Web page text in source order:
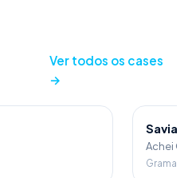
Ver todos os cases
→
Saviani
Achei
Gramado/